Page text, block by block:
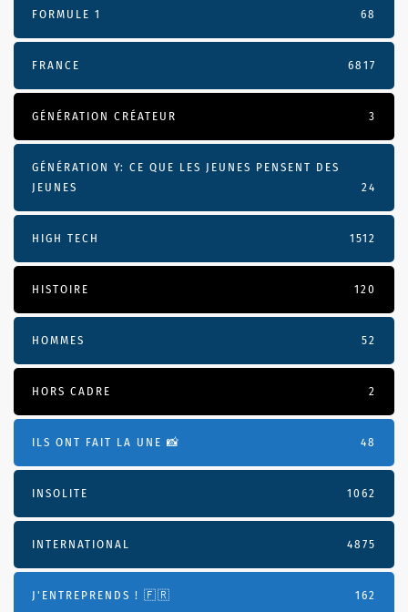
FORMULE 1 68
FRANCE 6817
GÉNÉRATION CRÉATEUR 3
GÉNÉRATION Y: CE QUE LES JEUNES PENSENT DES
JEUNES
24
HIGH TECH 1512
HISTOIRE 120
HOMMES 52
HORS CADRE 2
ILS ONT FAIT LA UNE 📸 48
INSOLITE 1062
INTERNATIONAL 4875
J'ENTREPRENDS ! 🇫🇷 162